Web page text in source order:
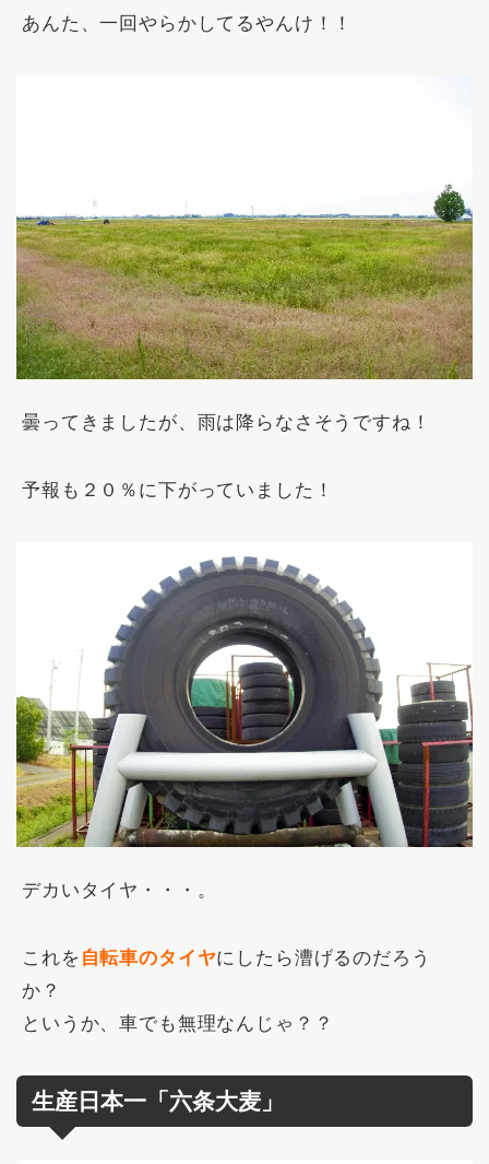
あんた、一回やらかしてるやんけ！！
曇ってきましたが、雨は降らなさそうですね！
予報も２０％に下がっていました！
デカいタイヤ・・・。
これを 自転車のタイヤにしたら漕げるのだろう
か？
というか、車でも無理なんじゃ？？
生産日本一「六条大麦」